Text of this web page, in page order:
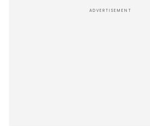
ADVERTISEMENT